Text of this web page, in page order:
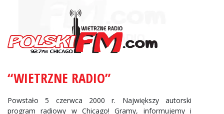
“WIETRZNE RADIO”
Powstało 5 czerwca 2000 r. Największy autorski
program radiowy w Chicago! Gramy, informujemy i